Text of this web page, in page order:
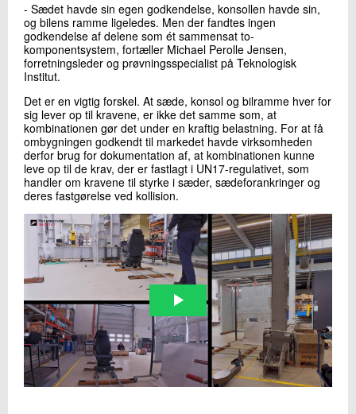
- Sædet havde sin egen godkendelse, konsollen havde sin,
og bilens ramme ligeledes. Men der fandtes ingen
godkendelse af delene som ét sammensat to-
komponentsystem, fortæller Michael Perolle Jensen,
forretningsleder og prøvningsspecialist på Teknologisk
Institut.
Det er en vigtig forskel. At sæde, konsol og bilramme hver for
sig lever op til kravene, er ikke det samme som, at
kombinationen gør det under en kraftig belastning. For at få
ombygningen godkendt til markedet havde virksomheden
derfor brug for dokumentation af, at kombinationen kunne
leve op til de krav, der er fastlagt i UN17-regulativet, som
handler om kravene til styrke i sæder, sædeforankringer og
deres fastgørelse ved kollision.